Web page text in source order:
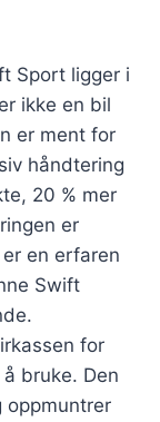
Sport ligger i
ikke en bil
er ment for
håndtering
20 % mer
er
en erfaren
Swift
for
bruke. Den
oppmuntrer